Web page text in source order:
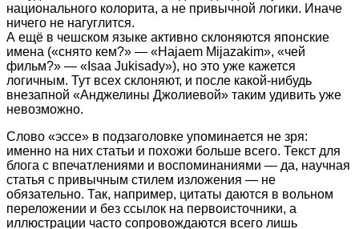
национального колорита, а не привычной логики. Иначе
ничего не нагуглится.
А ещё в чешском языке активно склоняются японские
имена («снято кем?» — «Hajaem Mijazakim», «чей
фильм?» — «Isaa Jukisady»), но это уже кажется
логичным. Тут всех склоняют, и после какой-нибудь
внезапной «Анджелины Джолиевой» таким удивить уже
невозможно.
Слово «эссе» в подзаголовке упоминается не зря:
именно на них статьи и похожи больше всего. Текст для
блога с впечатлениями и воспоминаниями — да, научная
статья с привычным стилем изложения — не
обязательно. Так, например, цитаты даются в вольном
переложении и без ссылок на первоисточники, а
иллюстрации часто сопровождаются всего лишь